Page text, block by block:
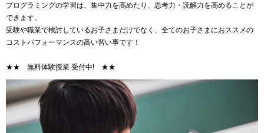
プログラミングの学習は、集中力を高めたり、思考力・読解力を高めることが
できます。
受験や職業で検討しているお子さまだけでなく、全てのお子さまにおススメの
コストパフォーマンスの高い習い事です！
★★ 無料体験授業 受付中! ★★